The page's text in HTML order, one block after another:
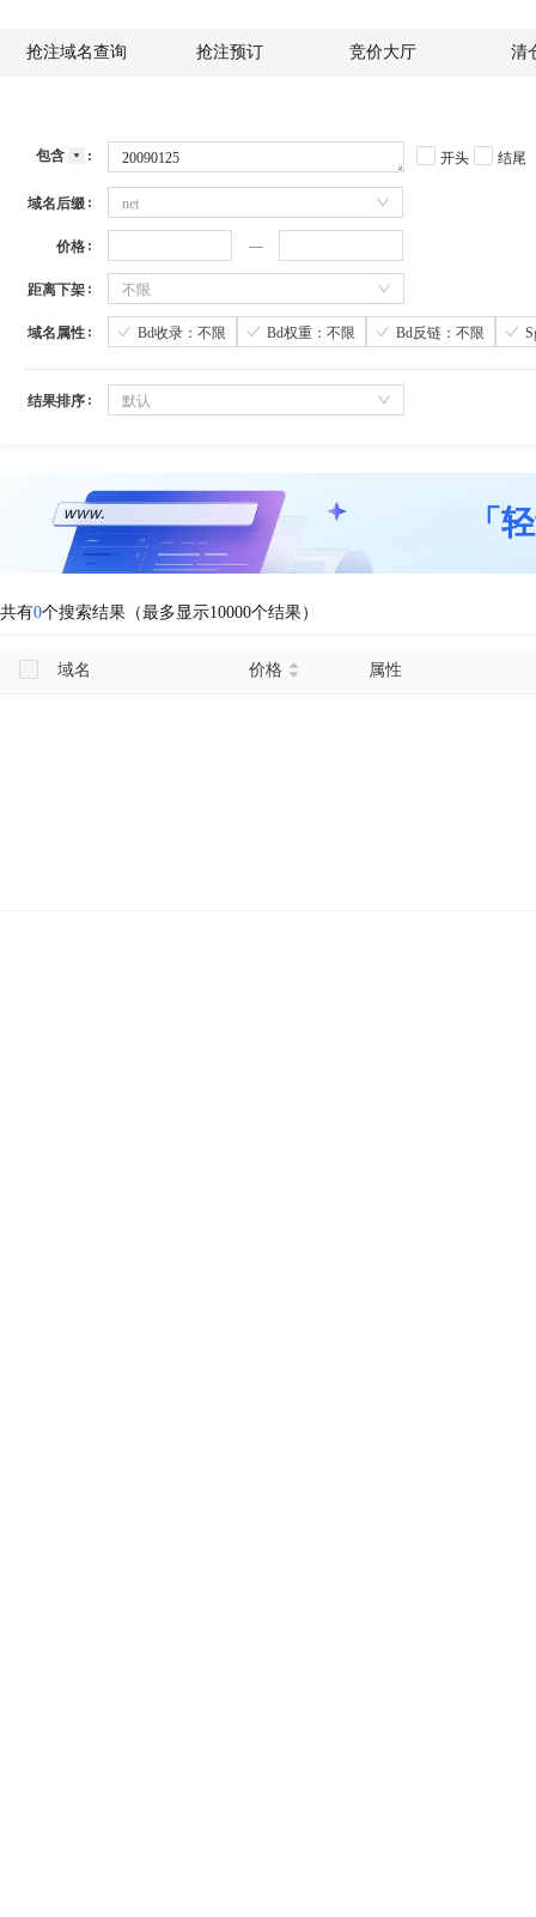
抢注域名查询 抢注预订 竞价大厅 清
包含 开头 结尾
域名后缀 net
价格
距离下架 不限
域名属性 Bd收录：不限 Bd权重：不限 Bd反链：不限
结果排序 默认
「
共有0个搜索结果（最多显示10000个结果）
域名 价格 属性